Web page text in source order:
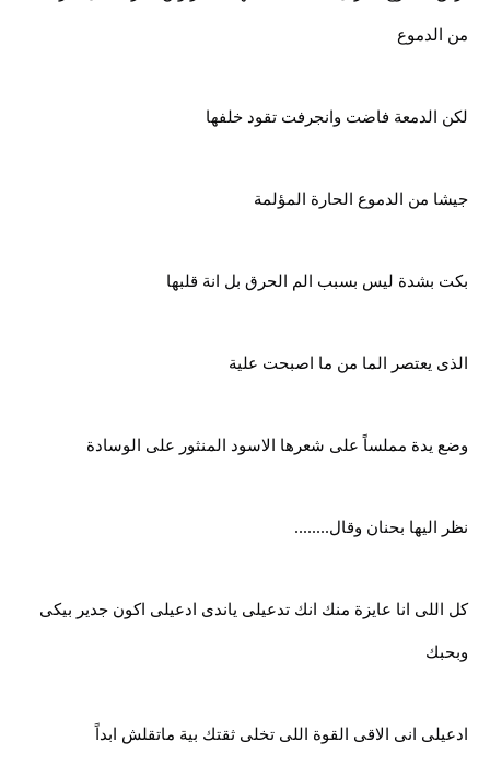
من الدموع
لكن الدمعة فاضت وانجرفت تقود خلفها
جيشا من الدموع الحارة المؤلمة
بكت بشدة ليس بسبب الم الحرق بل انة قلبها
الذى يعتصر الما من ما اصبحت علية
وضع يدة مملساً على شعرها الاسود المنثور على الوسادة
نظر اليها بحنان وقال........
كل اللى انا عايزة منك انك تدعيلى ياندى ادعيلى اكون جدير بيكى
وبحبك
ادعيلى انى الاقى القوة اللى تخلى ثقتك بية ماتقلش ابداً